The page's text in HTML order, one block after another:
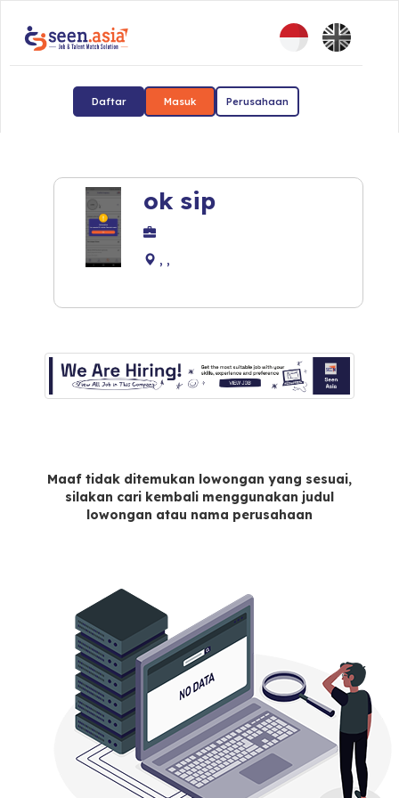
Daftar Masuk Perusahaan
ok sip
, ,
Maaf tidak ditemukan lowongan yang sesuai,
silakan cari kembali menggunakan judul
lowongan atau nama perusahaan